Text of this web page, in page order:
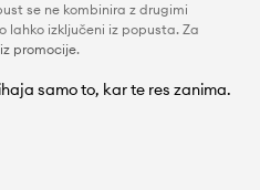
se ne kombinira z drugimi
lahko izključeni iz popusta. Za
promocije.
samo to, kar te res zanima.